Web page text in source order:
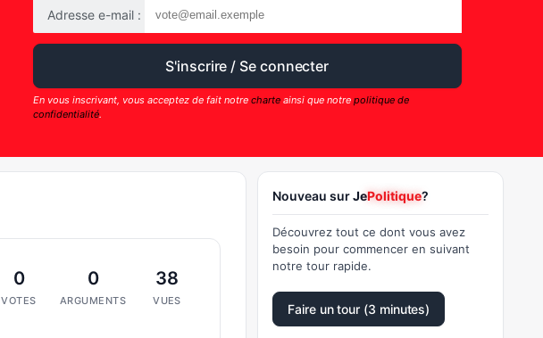
Adresse e-mail :
En vous inscrivant, vous acceptez de fait notre charteainsi que notre politique de
confidentialité.
0
VOTES
0
ARGUMENTS
38
VUES
Nouveau surJePolitique?
Découvrez tout ce dont vous avez
besoin pour commencer en suivant
notre tour rapide.
Faire un tour (3 minutes)